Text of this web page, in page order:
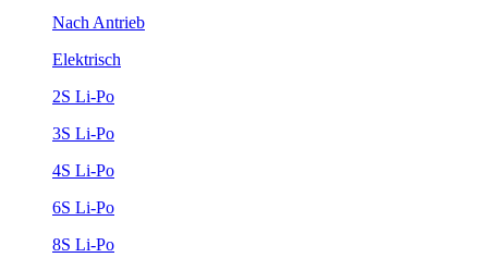
Nach Antrieb
Elektrisch
2S Li-Po
3S Li-Po
4S Li-Po
6S Li-Po
8S Li-Po